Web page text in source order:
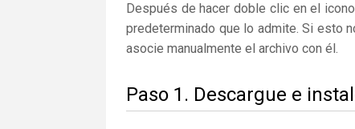
Después de hacer doble clic en el
predeterminado que lo admite. Si esto
asocie manualmente el archivo con él.
Paso 1. Descargue e